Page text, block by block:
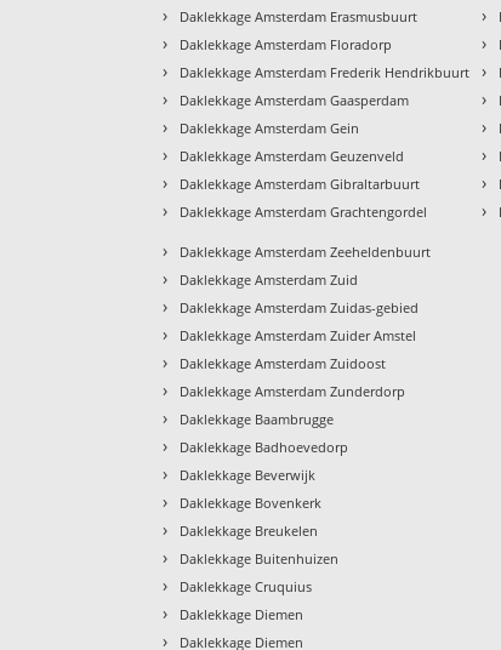
› Daklekkage Amsterdam Erasmusbuurt
› Daklekkage Amsterdam Floradorp
› Daklekkage Amsterdam Frederik Hendrikbuurt
› Daklekkage Amsterdam Gaasperdam
› Daklekkage Amsterdam Gein
› Daklekkage Amsterdam Geuzenveld
› Daklekkage Amsterdam Gibraltarbuurt
› Daklekkage Amsterdam Grachtengordel
›
›
›
›
›
›
›
›
› Daklekkage Amsterdam Zeeheldenbuurt
› Daklekkage Amsterdam Zuid
› Daklekkage Amsterdam Zuidas-gebied
› Daklekkage Amsterdam Zuider Amstel
› Daklekkage Amsterdam Zuidoost
› Daklekkage Amsterdam Zunderdorp
› Daklekkage Baambrugge
› Daklekkage Badhoevedorp
› Daklekkage Beverwijk
› Daklekkage Bovenkerk
› Daklekkage Breukelen
› Daklekkage Buitenhuizen
› Daklekkage Cruquius
› Daklekkage Diemen
› Daklekkage Diemen